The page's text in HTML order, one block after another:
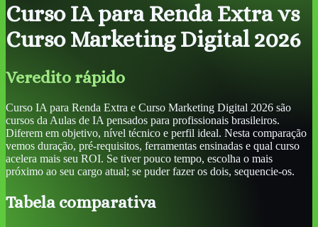
Curso IA para Renda Extra vs
Curso Marketing Digital 2026
Veredito rápido
Curso IA para Renda Extra e Curso Marketing Digital 2026 são
cursos da Aulas de IA pensados para profissionais brasileiros.
Diferem em objetivo, nível técnico e perfil ideal. Nesta comparação
vemos duração, pré-requisitos, ferramentas ensinadas e qual curso
acelera mais seu ROI. Se tiver pouco tempo, escolha o mais
próximo ao seu cargo atual; se puder fazer os dois, sequencie-os.
Tabela comparativa